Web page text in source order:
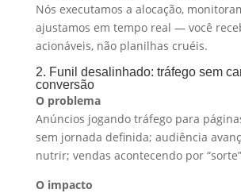
Nós executamos a alocação,
ajustamos em tempo real — você
acionáveis, não planilhas cruéis.
2. Funil desalinhado: tráfego sem
conversão
O problema
Anúncios jogando tráfego para
sem jornada definida; audiência
nutrir; vendas acontecendo por
O impacto